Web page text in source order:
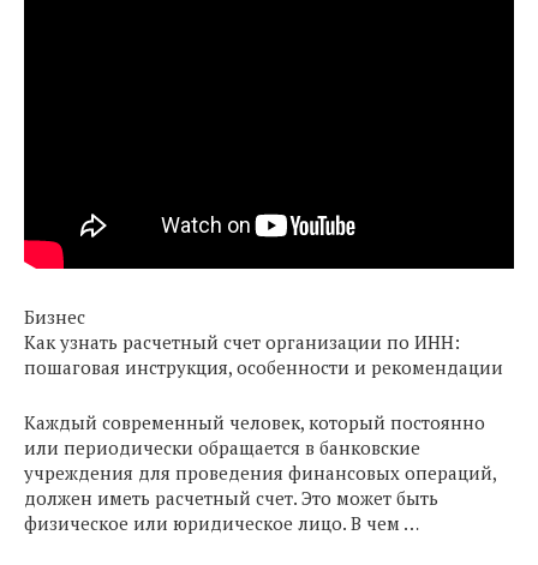
Бизнес
Как узнать расчетный счет организации по ИНН:
пошаговая инструкция, особенности и рекомендации
Каждый современный человек, который постоянно
или периодически обращается в банковские
учреждения для проведения финансовых операций,
должен иметь расчетный счет. Это может быть
физическое или юридическое лицо. В чем …